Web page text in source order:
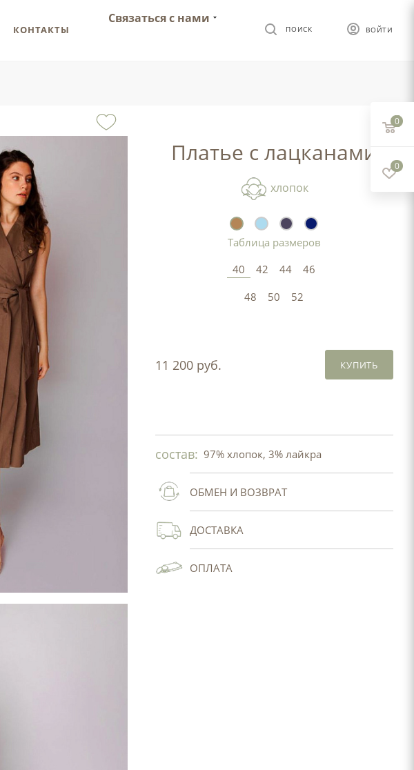
ВОЙТИ
ПОИСК
Связаться с нами
КОНТАКТЫ
Платье с лацканами
хлопок
Таблица размеров
40
42 44
46
48
50 52
11 200 руб. КУПИТЬ
состав: 97% хлопок, 3% лайкра
ОБМЕН И ВОЗВРАТ
ДОСТАВКА
ОПЛАТА
0
0